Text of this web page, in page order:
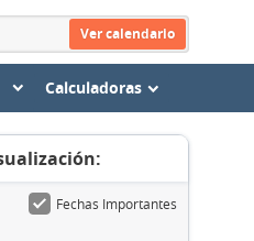
Ver calendario
Calculadoras
Fechas Importantes